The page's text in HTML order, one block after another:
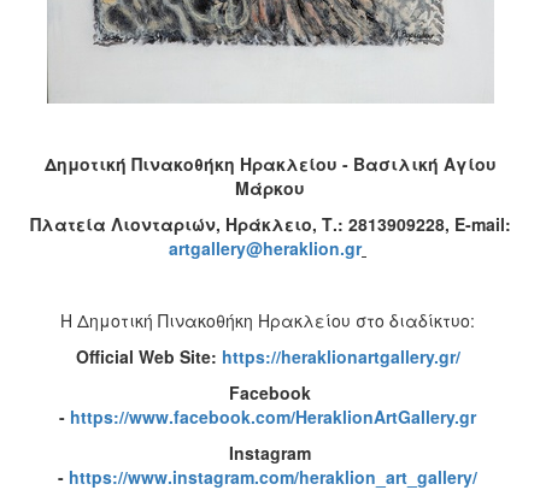
Δημοτική Πινακοθήκη Ηρακλείου - Βασιλική Αγίου
Μάρκου
Πλατεία Λιονταριών, Ηράκλειο, Τ.: 2813909228, E-mail:
artgallery@heraklion.gr
Η Δημοτική Πινακοθήκη Ηρακλείου στο διαδίκτυο:
Official Web Site: https://heraklionartgallery.gr/
Facebook
- https://www.facebook.com/HeraklionArtGallery.gr
Instagram
- https://www.instagram.com/heraklion_art_gallery/